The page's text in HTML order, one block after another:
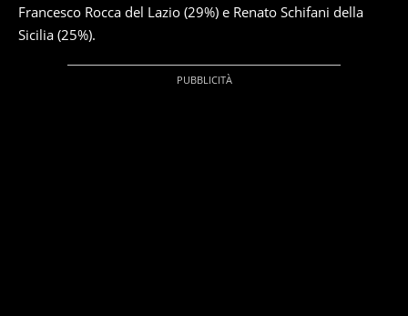
Francesco Rocca del Lazio (29%) e Renato Schifani della
Sicilia (25%).